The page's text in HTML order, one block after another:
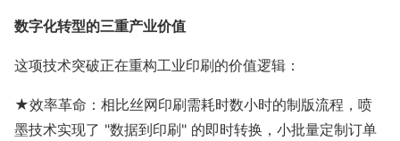
数字化转型的三重产业价值
这项技术突破正在重构工业印刷的价值逻辑：
★效率革命：相比丝网印刷需耗时数小时的制版流程，喷
墨技术实现了 "数据到印刷" 的即时转换，小批量定制订单